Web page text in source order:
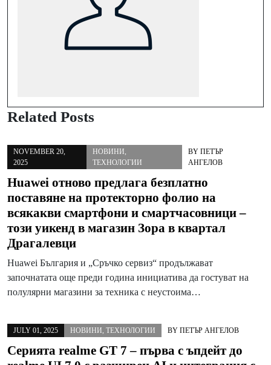
Related Posts
NOVEMBER 20,
2025
НОВИНИ,
ТЕХНОЛОГИИ
BY ПЕТЪР
АНГЕЛОВ
Huawei отново предлага безплатно
поставяне на протекторно фолио на
всякакви смартфони и смартчасовници –
този уикенд в магазин Зора в квартал
Драгалевци
Huawei България и „Сръчко сервиз“ продължават
започнатата още преди година инициатива да гостуват на
полулярни магазини за техника с неустоима…
JULY 01, 2025 НОВИНИ, ТЕХНОЛОГИИ BY ПЕТЪР АНГЕЛОВ
Серията realme GT 7 – първа с ъпдейт до